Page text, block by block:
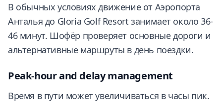
В обычных условиях движение от Аэропорта
Анталья до Gloria Golf Resort занимает около 36-
46 минут. Шофёр проверяет основные дороги и
альтернативные маршруты в день поездки.
Peak-hour and delay management
Время в пути может увеличиваться в часы пик.